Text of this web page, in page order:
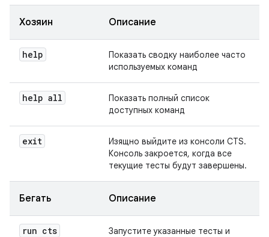
Хозяин Описание
help
Показать сводку наиболее часто
используемых команд
help all
Показать полный список
доступных команд
exit
Изящно выйдите из консоли CTS.
Консоль закроется, когда все
текущие тесты будут завершены.
Бегать Описание
run cts
Запустите указанные тесты и